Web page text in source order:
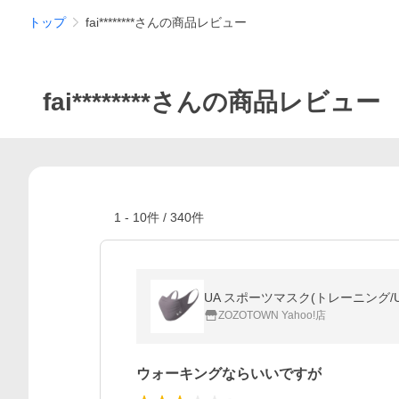
トップ fai********さんの商品レビュー
fai********さんの商品レビュー
1 - 10件 / 340件
UA スポーツマスク(トレーニング/
ZOZOTOWN Yahoo!店
ウォーキングならいいですが